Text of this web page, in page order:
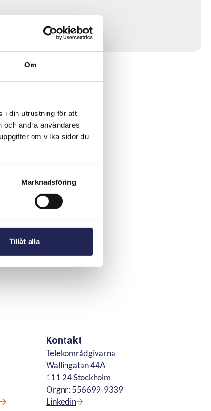
Om
i din utrustning för att
och andra användares
om vilka sidor du
Marknadsföring
Tillåt alla
Kontakt
Telekområdgivarna
Wallingatan 44A
111 24 Stockholm
Orgnr: 556699-9339
Linkedin